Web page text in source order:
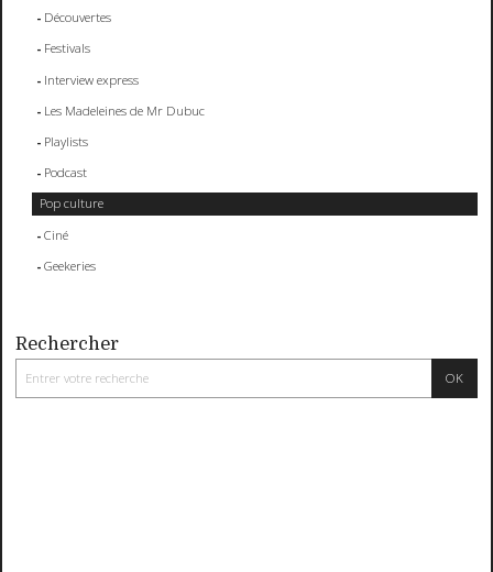
Découvertes
Festivals
Interview express
Les Madeleines de Mr Dubuc
Playlists
Podcast
Pop culture
Ciné
Geekeries
Rechercher